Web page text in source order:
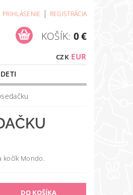
PRIHLÁSENIE | REGISTRÁCIA
CZK EUR
KOŠÍK: 0 €
kočík Mondo.